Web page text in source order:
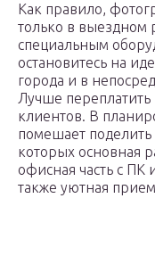
Как правило,
только в выездном
специальным
остановитесь на
города и в
Лучше переплатить
клиентов. В
помешает
которых основная
офисная часть с ПК
также уютная